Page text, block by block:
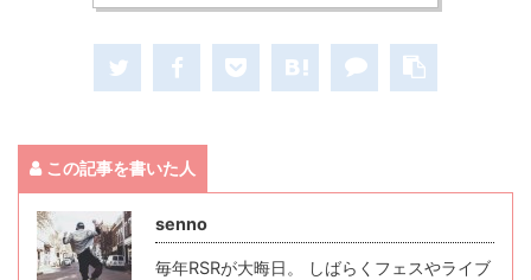
この記事を書いた人
senno
毎年RSRが大晦日。 しばらくフェスやライブ